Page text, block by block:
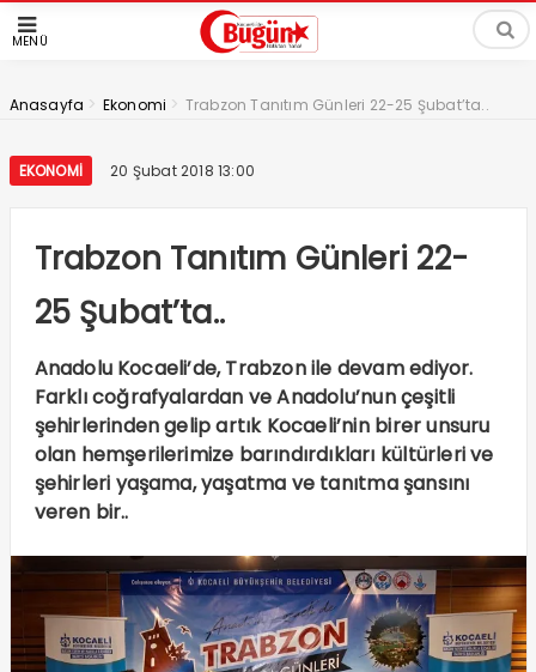
MENÜ
Anasayfa > Ekonomi > Trabzon Tanıtım Günleri 22-25 Şubat’ta..
EKONOMI 20 Şubat 2018 13:00
Trabzon Tanıtım Günleri 22-
25 Şubat’ta..
Anadolu Kocaeli’de, Trabzon ile devam ediyor.
Farklı coğrafyalardan ve Anadolu’nun çeşitli
şehirlerinden gelip artık Kocaeli’nin birer unsuru
olan hemşerilerimize barındırdıkları kültürleri ve
şehirleri yaşama, yaşatma ve tanıtma şansını
veren bir..